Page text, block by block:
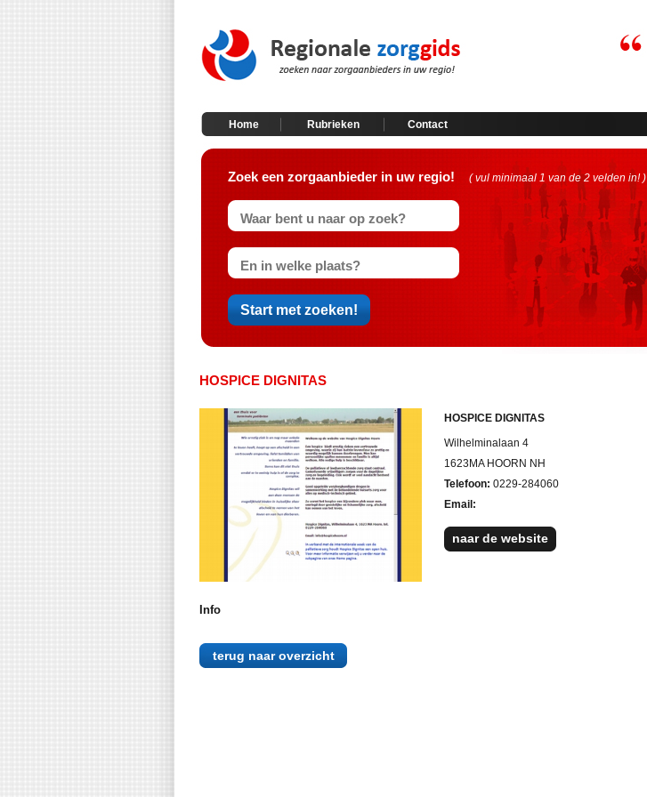
Home Rubrieken Contact
Zoek een zorgaanbieder in uw regio! ( vul minimaal 1 van de 2 velden in! )
HOSPICE DIGNITAS
HOSPICE DIGNITAS
Wilhelminalaan 4
1623MA HOORN NH
Telefoon: 0229-284060
Email:
naar de website
Info
terug naar overzicht